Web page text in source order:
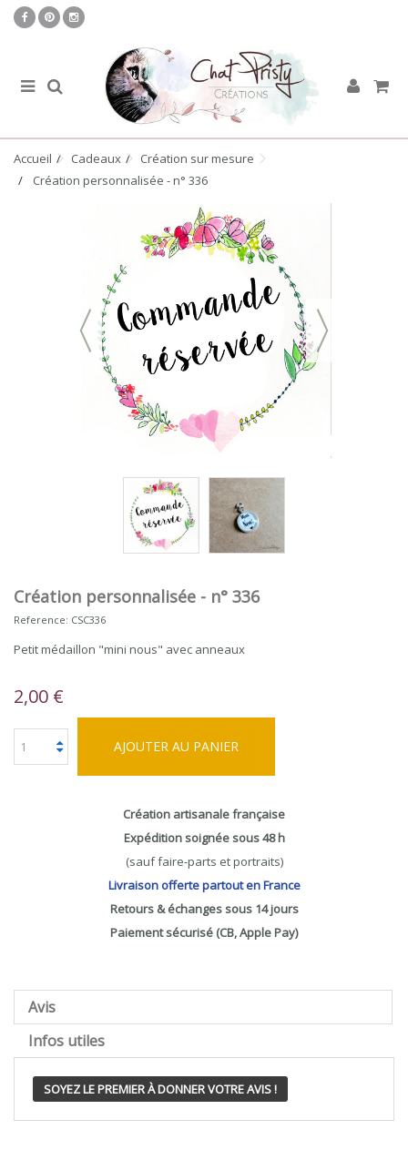
Accueil Cadeaux
Création sur mesure
Création personnalisée - n° 336
Création personnalisée - n° 336
Reference: CSC336
Petit médaillon "mini nous" avec anneaux
2,00 €
AJOUTER AU PANIER
Création artisanale française
Expédition soignée sous 48 h
(sauf faire-parts et portraits)
Livraison offerte partout en France
Retours & échanges sous 14 jours
Paiement sécurisé (CB, Apple Pay)
Avis
Infos utiles
SOYEZ LE PREMIER À DONNER VOTRE AVIS !